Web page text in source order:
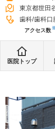
東京都世田
歯科 歯科口
アクセス数
医院トップ